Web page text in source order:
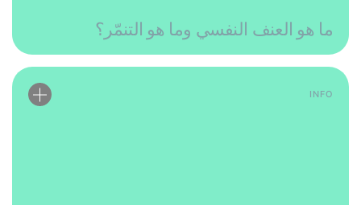
ما هو العنف النفسي وما هو التنمّر؟
INFO